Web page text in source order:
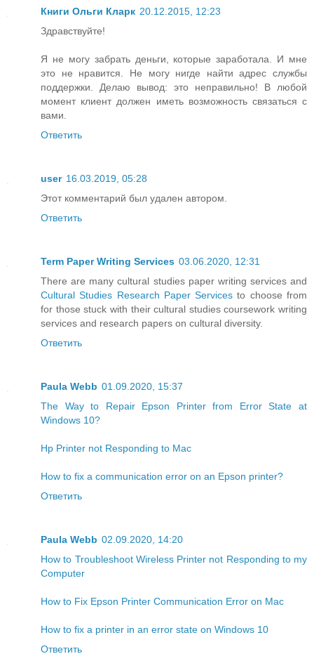
Книги Ольги Кларк 20.12.2015, 12:23
Здравствуйте!
Я не могу забрать деньги, которые заработала. И мне
это не нравится. Не могу нигде найти адрес службы
поддержки. Делаю вывод: это неправильно! В любой
момент клиент должен иметь возможность связаться с
вами.
Ответить
user 16.03.2019, 05:28
Этот комментарий был удален автором.
Ответить
Term Paper Writing Services 03.06.2020, 12:31
There are many cultural studies paper writing services and
Cultural Studies Research Paper Services to choose from
for those stuck with their cultural studies coursework writing
services and research papers on cultural diversity.
Ответить
Paula Webb 01.09.2020, 15:37
The Way to Repair Epson Printer from Error State at
Windows 10?
Hp Printer not Responding to Mac
How to fix a communication error on an Epson printer?
Ответить
Paula Webb 02.09.2020, 14:20
How to Troubleshoot Wireless Printer not Responding to my
Computer
How to Fix Epson Printer Communication Error on Mac
How to fix a printer in an error state on Windows 10
Ответить